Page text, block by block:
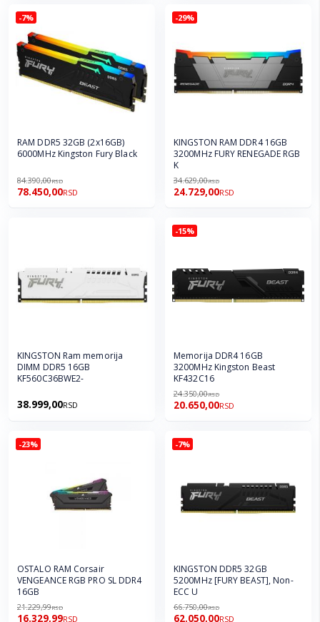
-7%
RAM DDR5 32GB (2x16GB)
6000MHz Kingston Fury Black
84.390,00RSD
78.450,00RSD
-29%
KINGSTON RAM DDR4 16GB
3200MHz FURY RENEGADE RGB
K
34.629,00RSD
24.729,00RSD
KINGSTON Ram memorija
DIMM DDR5 16GB
KF560C36BWE2-
38.999,00RSD
-15%
Memorija DDR4 16GB
3200MHz Kingston Beast
KF432C16
24.350,00RSD
20.650,00RSD
-23%
OSTALO RAM Corsair
VENGEANCE RGB PRO SL DDR4
16GB
21.229,99RSD
16.329,99RSD
-7%
KINGSTON DDR5 32GB
5200MHz [FURY BEAST], Non-
ECC U
66.750,00RSD
62.050,00RSD